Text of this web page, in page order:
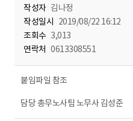
작성자 김나정
작성일시 2019/08/22 16:12
조회수 3,013
연락처 0613308551
붙임파일 참조
담당 총무노사팀 노무사 김성준